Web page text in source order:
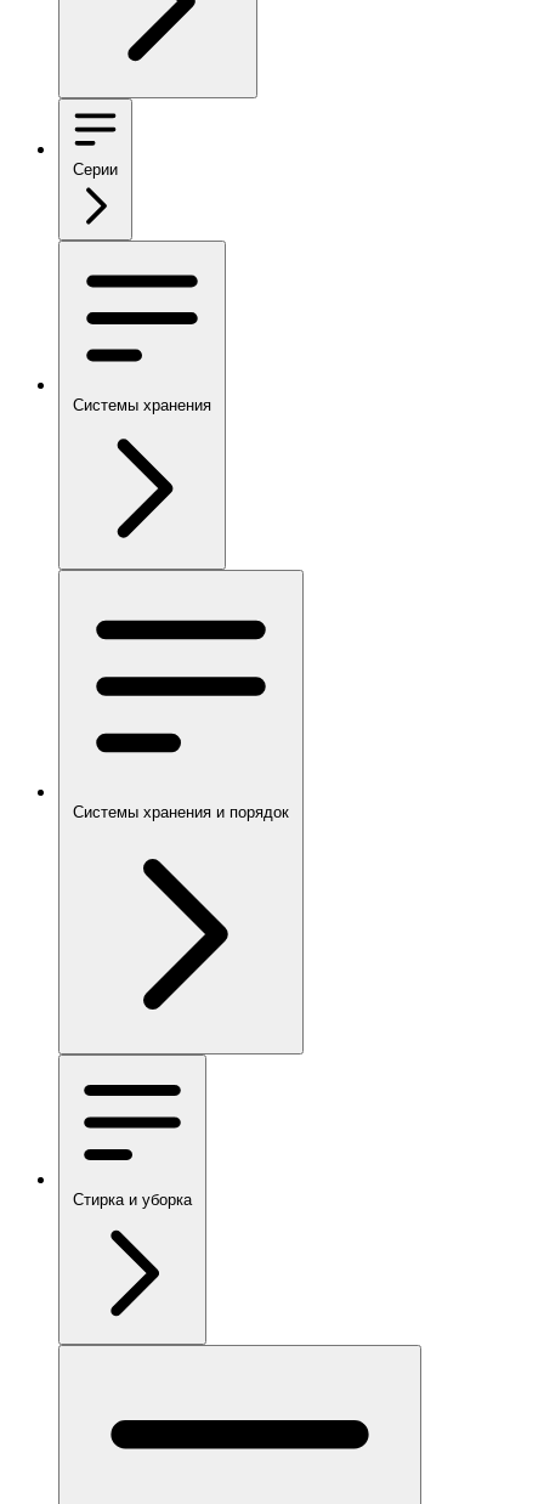
Серии
Системы хранения
Системы хранения и порядок
Стирка и уборка